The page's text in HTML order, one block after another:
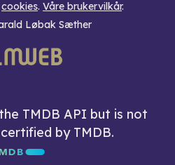
cookies. Våre brukervilkår.
Løbak Sæther
TMDB API but is not
by TMDB.